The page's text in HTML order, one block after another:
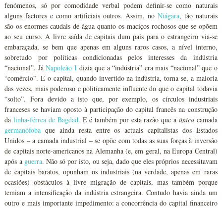
fenómenos, só por comodidade verbal podem definir-se como naturais
alguns factores e como artificiais outros. Assim, no Niágara, tão naturais
são os enormes caudais de água quanto os maciços rochosos que se opõem
ao seu curso. A livre saída de capitais dum país para o estrangeiro via-se
embaraçada, se bem que apenas em alguns raros casos, a nível interno,
sobretudo por políticas condicionadas pelos interesses da indústria
“nacional”. JáNapoleão I dizia que a “indústria” era mais “nacional” que o
“comércio”. E o capital, quando invertido na indústria, torna-se, a maioria
das vezes, mais poderoso e politicamente influente do que o capital todavia
“solto”. Fora devido a isto que, por exemplo, os círculos industriais
franceses se haviam oposto à participação do capital francês na construção
dalinha-férrea de Bagdad. E é também por esta razão que a únicacamada
germanófoba que ainda resta entre os actuais capitalistas dos Estados
Unidos – a camada industrial – se opõe com todas as suas forças à inversão
de capitais norte-americanos na Alemanha (e, em geral, na Europa Central)
após a guerra. Não só por isto, ou seja, dado que eles próprios necessitavam
de capitais baratos, opunham os industriais (na verdade, apenas em raras
ocasiões) obstáculos à livre migração de capitais, mas também porque
temiam a intensificação da indústria estrangeira. Contudo havia ainda um
outro e mais importante impedimento: a concorrência do capital financeiro